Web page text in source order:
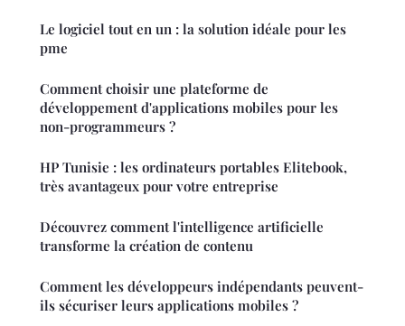
Le logiciel tout en un : la solution idéale pour les
pme
Comment choisir une plateforme de
développement d'applications mobiles pour les
non-programmeurs ?
HP Tunisie : les ordinateurs portables Elitebook,
très avantageux pour votre entreprise
Découvrez comment l'intelligence artificielle
transforme la création de contenu
Comment les développeurs indépendants peuvent-
ils sécuriser leurs applications mobiles ?